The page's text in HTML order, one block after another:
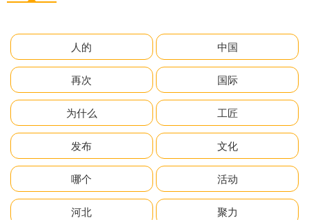
人的 中国
再次 国际
为什么 工匠
发布 文化
哪个 活动
河北 聚力